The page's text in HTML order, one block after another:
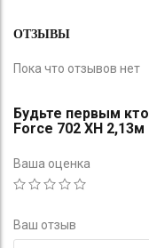
ОТЗЫВЫ
Пока что отзывов нет
Будьте первым
Force 702 XH 2,13м
Ваша оценка
Ваш отзыв